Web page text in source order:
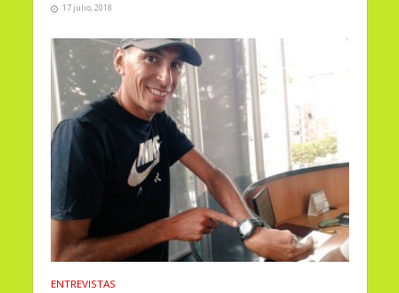
17 julio, 2018
ENTREVISTAS